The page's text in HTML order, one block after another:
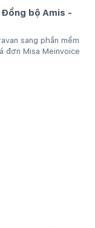
bộ Amis -
sang phần mềm
đơn Misa Meinvoice